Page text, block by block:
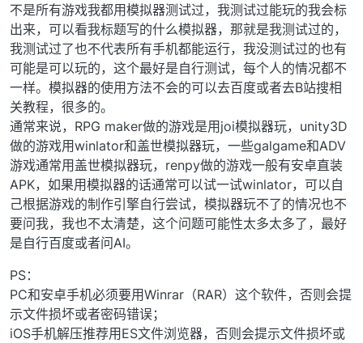
不是所有游戏我都用模拟器测试过，我测试过能玩的我会标
出来，可以看我标题写的什么模拟器，那就是我测试过的，
我测试过了也不代表所有手机都能运行，我没测试过的也有
可能是可以玩的，这个最好是自行测试，每个人的情况都不
一样。模拟器的使用方法不会的可以去百度或者去B站搜相
关教程，很多的。
通常来说，RPG maker做的游戏是用joi模拟器玩，unity3D
做的游戏用winlator和盖世模拟器玩，一些galgame和ADV
游戏通常用盖世模拟器玩，renpy做的游戏一般有安卓直装
APK，如果用模拟器的话通常可以试一试winlator，可以自
己根据游戏的制作引擎自行尝试，模拟器玩不了的情况也不
要问我，我也不太清楚，这个问题可能性太多太多了，最好
是自行百度或者问AI。
PS：
PC和安卓手机必须要用Winrar（RAR）这个软件，否则会提
示文件损坏或者密码错误；
iOS手机解压推荐用ES文件浏览器，否则会提示文件损坏或